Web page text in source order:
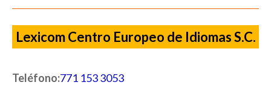
Lexicom Centro Europeo de Idiomas S.C.
Teléfono:771 153 3053